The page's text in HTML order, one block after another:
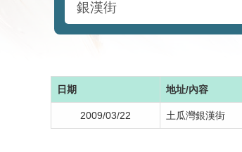
日期 地址/內容
2009/03/22 土瓜灣銀漢街